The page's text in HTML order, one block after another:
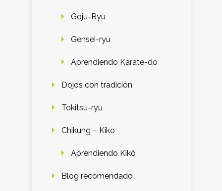
Goju-Ryu
Gensei-ryu
Aprendiendo Karate-do
Dojos con tradición
Tokitsu-ryu
Chikung – Kiko
Aprendiendo Kikô
Blog recomendado